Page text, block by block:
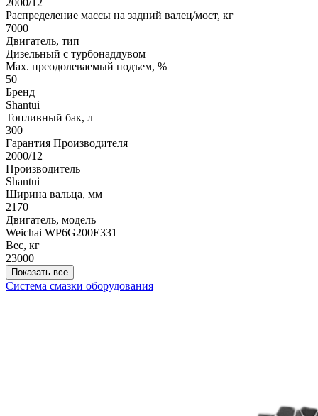
2000/12
Распределение массы на задний валец/мост, кг
7000
Двигатель, тип
Дизельный с турбонаддувом
Max. преодолеваемый подъем, %
50
Бренд
Shantui
Топливный бак, л
300
Гарантия Производителя
2000/12
Производитель
Shantui
Ширина вальца, мм
2170
Двигатель, модель
Weichai WP6G200E331
Вес, кг
23000
Показать все
Система смазки оборудования